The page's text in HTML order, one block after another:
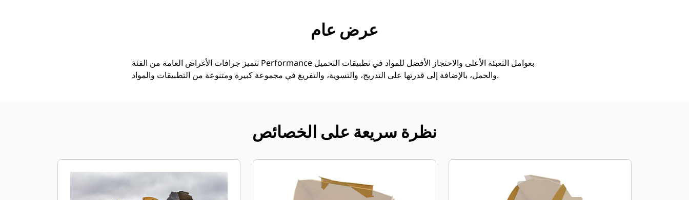
الأدوات
عرض عام
تتميز جرافات الأغراض العامة من الفئة Performance بعوامل التعبئة الأعلى والاحتجاز الأفضل للمواد في تطبيقات التحميل
والحمل، بالإضافة إلى قدرتها على التدريج، والتسوية، والتفريغ في مجموعة كبيرة ومتنوعة من التطبيقات والمواد.
نظرة سريعة على الخصائص